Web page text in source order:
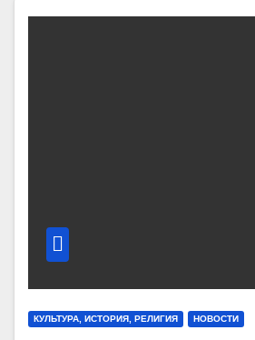
КУЛЬТУРА, ИСТОРИЯ, РЕЛИГИЯ НОВОСТИ